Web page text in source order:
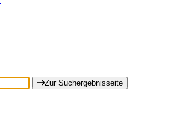
Zur Suchergebnisseite